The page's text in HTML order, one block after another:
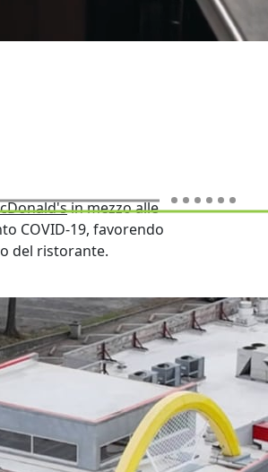
in mezzo alle
COVID-19, favorendo
del ristorante.
miliare
è un punto di
prima di diventare
da anni e i loro clienti
i Gambles si